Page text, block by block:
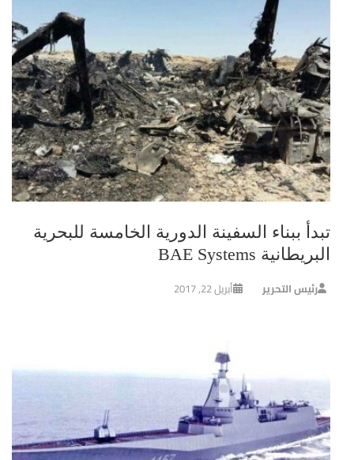
تبدأ ببناء السفينة الدورية الخامسة للبحرية
البريطانية BAE Systems
رئيس التحرير أبريل 22, 2017